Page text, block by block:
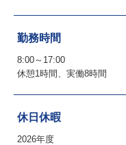
勤務時間
8:00～17:00
休憩1時間、実働8時間
休日休暇
2026年度